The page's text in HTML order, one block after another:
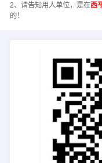
2、请告知用人单位，是在西
的！